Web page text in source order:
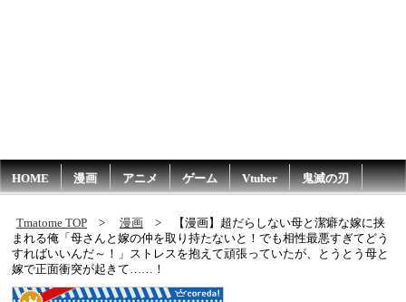
HOME 漫画 アニメ ゲーム Vtuber 鬼滅の刃
Tmatome TOP 漫画
【漫画】超だらしない母と潔癖な嫁に挟
まれる俺「母さんと嫁の仲を取り持たないと！でも相性最悪すぎてどう
すればいいんだ～！」ストレスを抱えて頑張っていたが、とうとう母と
嫁で正面衝突が起きて……！